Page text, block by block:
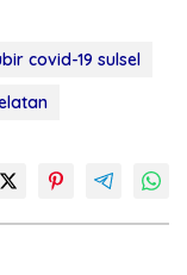
covid-19 sulsel